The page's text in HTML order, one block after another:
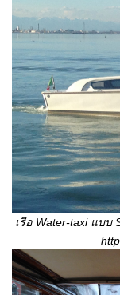
เรือ Water-taxi แบบ